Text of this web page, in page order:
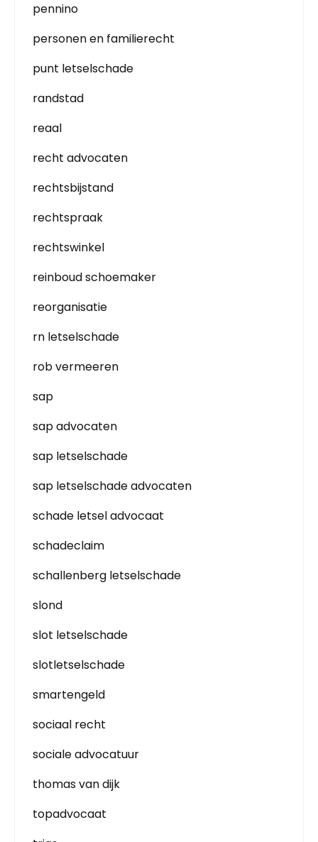
pennino
personen en familierecht
punt letselschade
randstad
reaal
recht advocaten
rechtsbijstand
rechtspraak
rechtswinkel
reinboud schoemaker
reorganisatie
rn letselschade
rob vermeeren
sap
sap advocaten
sap letselschade
sap letselschade advocaten
schade letsel advocaat
schadeclaim
schallenberg letselschade
slond
slot letselschade
slotletselschade
smartengeld
sociaal recht
sociale advocatuur
thomas van dijk
topadvocaat